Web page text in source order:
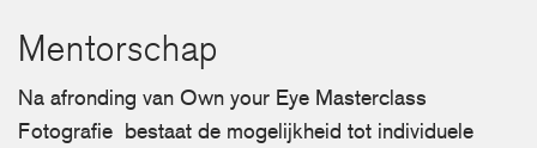
Mentorschap
Na afronding van Own your Eye Masterclass
Fotografie bestaat de mogelijkheid tot individuele